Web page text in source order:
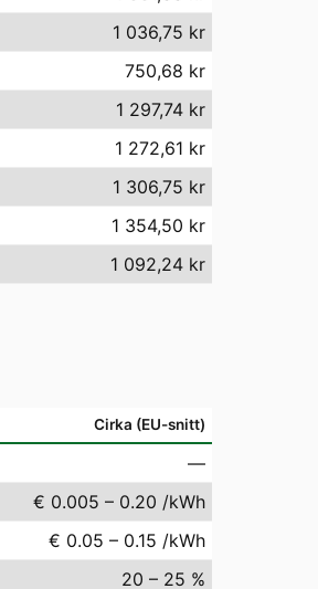
1 036,75 kr
750,68 kr
1 297,74 kr
1 272,61 kr
1 306,75 kr
1 354,50 kr
1 092,24 kr
Cirka (EU-snitt)
—
€ 0.005 – 0.20 /kWh
€ 0.05 – 0.15 /kWh
20 – 25 %